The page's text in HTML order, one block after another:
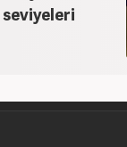
bağlı
olarak görevini